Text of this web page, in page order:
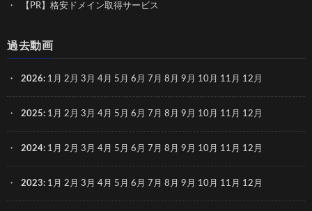
【PR】格安ドメイン取得サービス
過去動画
2026: 1月 2月 3月 4月 5月 6月 7月 8月 9月 10月 11月 12月
2025: 1月 2月 3月 4月 5月 6月 7月 8月 9月 10月 11月 12月
2024: 1月 2月 3月 4月 5月 6月 7月 8月 9月 10月 11月 12月
2023: 1月 2月 3月 4月 5月 6月 7月 8月 9月 10月 11月 12月